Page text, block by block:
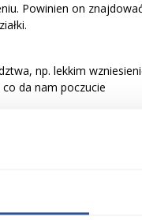
Powinien on
np. lekkim
da nam poczucie
stronie posesji,
dużych skalniaków. Ta